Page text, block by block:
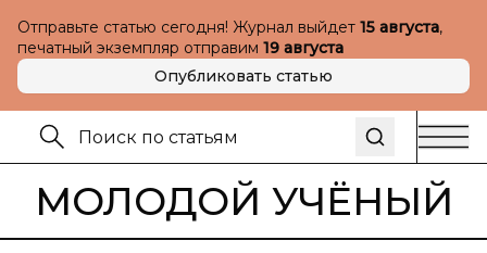
Отправьте статью сегодня! Журнал выйдет 15 августа,
печатный экземпляр отправим 19 августа
Опубликовать статью
МОЛОДОЙ УЧЁНЫЙ